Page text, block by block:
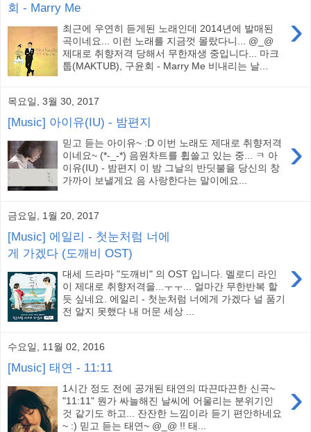
회 - Marry Me
›
최근에 우연히 듣게된 노래인데 2014년에 발매된
곡이네요... 이런 노래를 지금껏 몰랐다니... @_@
제대로 취향저격 당해서 무한재생 중입니다... 마크
툽(MAKTUB), 구윤회 - Marry Me 비내리는 날...
목요일, 3월 30, 2017
[Music] 아이유(IU) - 밤편지
›
믿고 듣는 아이유~ :D 이번 노래도 제대로 취향저격
이네요~ (*-_-*) 음원차트를 휩쓸고 있는 중... ㅋ 아
이유(IU) - 밤편지 이 밤 그날의 반딧불을 당신의 창
가까이 보낼게요 음 사랑한다는 말이에요...
금요일, 1월 20, 2017
[Music] 에일리 - 첫눈처럼 너에
게 가겠다 (도깨비 OST)
›
대세 드라마 "도깨비" 의 OST 입니다. 멜로디 라인
이 제대로 취향저격을...ㅜㅜ... 얼마간 무한반복 할
듯 싶네요. 에일리 - 첫눈처럼 너에게 가겠다 널 품기
전 알지 못했다 내 머문 세상 ...
수요일, 11월 02, 2016
[Music] 태연 - 11:11
›
1시간 정도 전에 공개된 태연의 따끈따끈한 신곡~
"11:11" 뭔가 싸늘해진 날씨에 어울리는 분위기인
것 같기도 하고... 잔잔한 느낌이라 듣기 편안하네요
~ :) 믿고 듣는 태연~ @_@ !! 태...